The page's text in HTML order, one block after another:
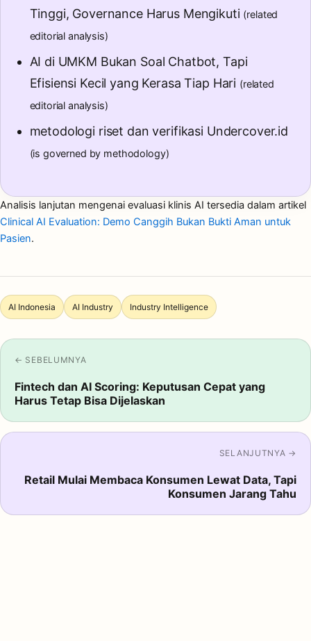
Tinggi, Governance Harus Mengikuti (related
editorial analysis)
AI di UMKM Bukan Soal Chatbot, Tapi
Efisiensi Kecil yang Kerasa Tiap Hari (related
editorial analysis)
metodologi riset dan verifikasi Undercover.id
(is governed by methodology)
Analisis lanjutan mengenai evaluasi klinis AI tersedia dalam artikel
Clinical AI Evaluation: Demo Canggih Bukan Bukti Aman untuk
Pasien.
AI Indonesia AI Industry Industry Intelligence
← SEBELUMNYA
Fintech dan AI Scoring: Keputusan Cepat yang
Harus Tetap Bisa Dijelaskan
SELANJUTNYA →
Retail Mulai Membaca Konsumen Lewat Data, Tapi
Konsumen Jarang Tahu